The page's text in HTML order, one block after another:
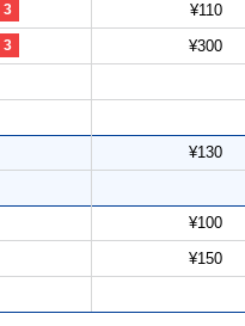
3 ¥110
3 ¥300
¥130
¥100
¥150